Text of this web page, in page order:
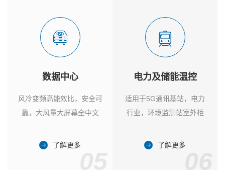
数据中心
风冷变频高能效比，安全可
靠，大风量大屏幕全中文
了解更多
电力及储能温控
适用于5G通讯基站，电力
行业，环境监测站室外柜
了解更多